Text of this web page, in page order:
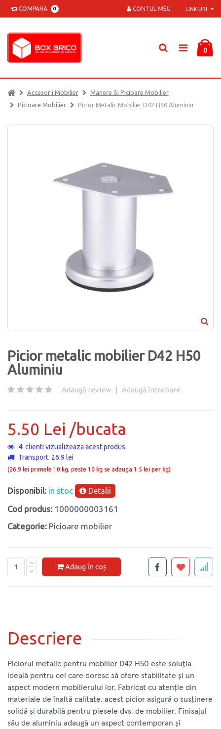
COMPARĂ 0 LINK-URI
CONTUL MEU
0
Accesorii Mobilier
Manere Si Picioare Mobilier
Picioare Mobilier
Picior Metalic Mobilier D42 H50 Aluminiu
Picior metalic mobilier D42 H50
Aluminiu
Adaugă review | Adaugă întrebare
5.50 Lei /bucata
4clienti vizualizeaza acest produs.
Transport: 26.9 lei
(26.9 lei primele 10 kg, peste 10 kg se adauga 1.5 lei per kg)
Disponibil: in stoc Detalii
Cod produs: 1000000003161
Categorie: Picioare mobilier
Adaug în coș
Descriere
Piciorul metalic pentru mobilier D42 H50 este soluția
ideală pentru cei care doresc să ofere stabilitate și un
aspect modern mobilierului lor. Fabricat cu atenție din
materiale de înaltă calitate, acest picior asigură o susținere
solidă și durabilă pentru piesele dvs. de mobilier. Finisajul
său de aluminiu adaugă un aspect contemporan și